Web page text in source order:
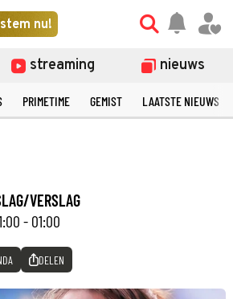
stem nu!
streaming nieuws
PRIMETIME GEMIST LAATSTE NIEUWS
VERSLAG
- 01:00
DELEN